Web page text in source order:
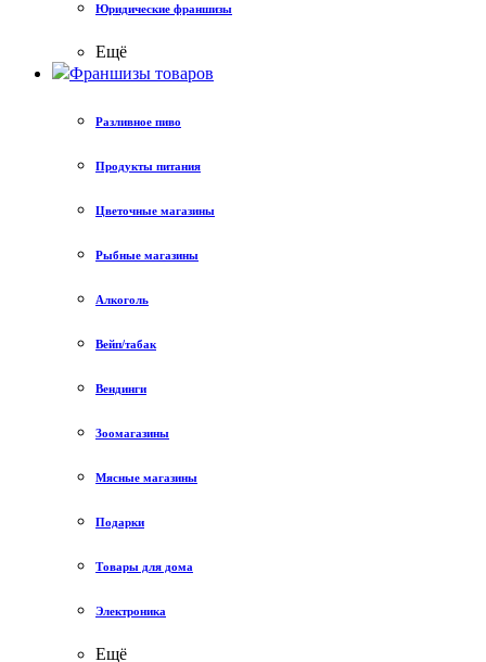
Юридические франшизы
Ещё
Франшизы товаров
Разливное пиво
Продукты питания
Цветочные магазины
Рыбные магазины
Алкоголь
Вейп/табак
Вендинги
Зоомагазины
Мясные магазины
Подарки
Товары для дома
Электроника
Ещё